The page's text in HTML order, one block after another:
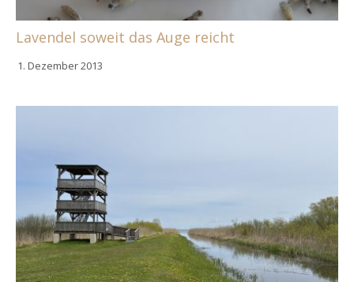
Lavendel soweit das Auge reicht
1. Dezember 2013